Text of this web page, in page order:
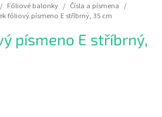
/ Fóliové balonky / Čísla a písmena /
fóliový písmeno E stříbrný, 35 cm
písmeno E stříbrný,